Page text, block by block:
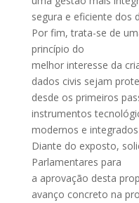
segura e eficiente dos
Por fim, trata-se de
princípio do
melhor interesse da
dados civis sejam
desde os primeiros
instrumentos
modernos e
Diante do exposto,
Parlamentares para
a aprovação desta
avanço concreto na